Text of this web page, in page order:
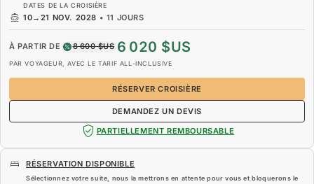
DATES DE LA CROISIÈRE
10→ 21 NOV. 2028 • 11 JOURS
À PARTIR DE 8 600 $US 6 020 $US
PAR VOYAGEUR, AVEC LE TARIF ALL-INCLUSIVE
RÉSERVER CROISIÈRE
DEMANDEZ UN DEVIS
PARTIELLEMENT REMBOURSABLE
RÉSERVATION DISPONIBLE
Sélectionnez votre suite, nous la mettrons en attente pour vous et bloquerons le